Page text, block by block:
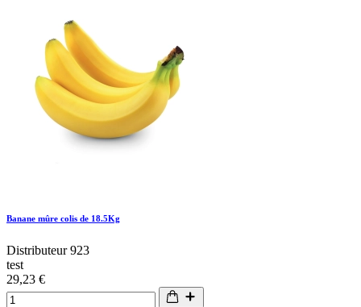
Banane mûre colis de 18.5Kg
Distributeur 923
test
29,23 €